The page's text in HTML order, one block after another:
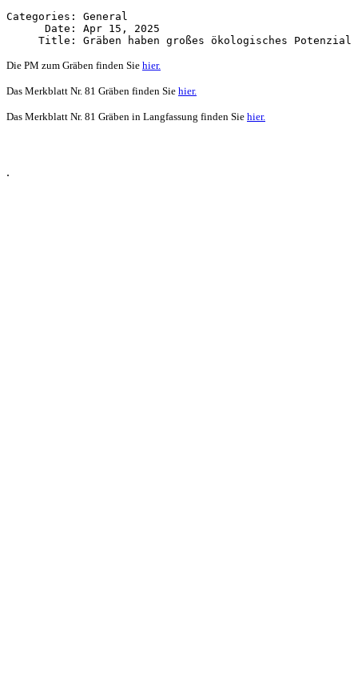
Categories: General
      Date: Apr 15, 2025
Die PM zum Gräben finden Sie hier.
Das Merkblatt Nr. 81 Gräben finden Sie hier.
Das Merkblatt Nr. 81 Gräben in Langfassung finden Sie hier.
.